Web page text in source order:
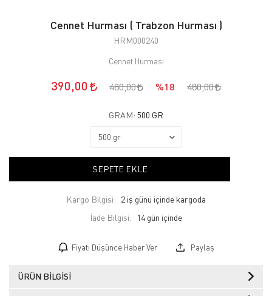
Cennet Hurması ( Trabzon Hurması )
HRM000240
Cennet Hurması
390,00 480,00 %18 480,00
GRAM: 500 GR
SEPETE EKLE
Kargo Bilgisi: 2 iş günü içinde kargoda
İade Bilgisi:
Fiyatı Düşünce Haber Ver Paylaş
ÜRÜN BILGISI